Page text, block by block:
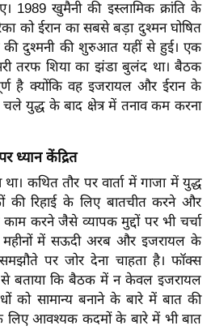
1989 खुमैनी की इस्लामिक क्रांति के
को ईरान का सबसे बड़ा दुश्मन घोषित
की दुश्मनी की शुरुआत यहीं से हुई। एक
तरफ शिया का झंडा बुलंद था। बैठक
है क्योंकि वह इजरायल और ईरान के
युद्ध के बाद क्षेत्र में तनाव कम करना
ध्यान केंद्रित
था। कथित तौर पर वार्ता में गाजा में युद्ध
की रिहाई के लिए बातचीत करने और
करने जैसे व्यापक मुद्दों पर भी चर्चा
महीनों में सऊदी अरब और इजरायल के
पर जोर देना चाहता है। फॉक्स
बताया कि बैठक में न केवल इजरायल
सामान्य बनाने के बारे में बात की
आवश्यक कदमों के बारे में भी बात